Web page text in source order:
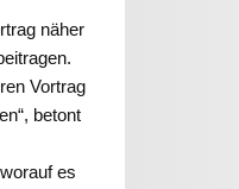
näher
Vortrag
betont
es